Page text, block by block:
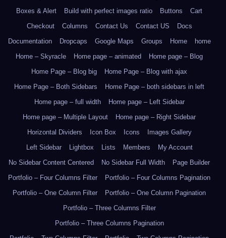
Boxes & Alert
Build with perfect images ratio Buttons
Cart
Checkout
Columns Contact Us Contact US
Docs
Documentation
Dropcaps Google Maps Groups Home
home
Home – Skyracle
Home page – animated
Home page – Blog
Home Page – Blog big
Home Page – Blog with ajax
Home Page – Both Sidebars
Home Page – both sidebars in left
Home page – full width
Home page – Left Sidebar
Home page – Multiple Layout
Home page – Right Sidebar
Horizontal Dividers
Icon Box Icons
Images Gallery
Left Sidebar
Lightbox Lists Members
My Account
No Sidebar Content Centered
No Sidebar Full Width
Page Builder
Portfolio – Four Columns Filter
Portfolio – Four Columns Pagination
Portfolio – One Column Filter
Portfolio – One Column Pagination
Portfolio – Three Columns Filter
Portfolio – Three Columns Pagination